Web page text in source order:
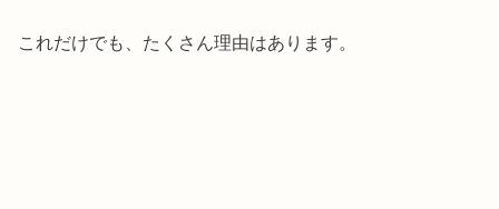
これだけでも、たくさん理由はあります。